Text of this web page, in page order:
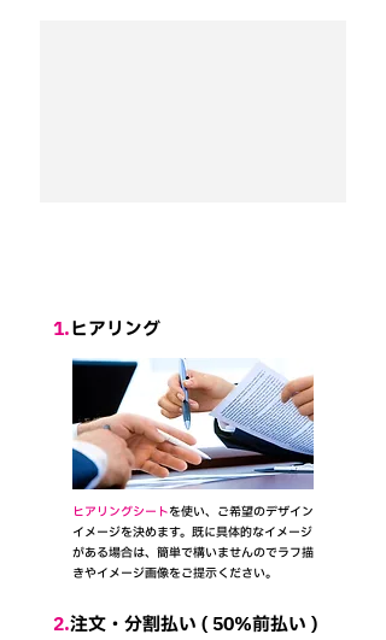
1.ヒアリング
​ヒアリングシートを使い、ご希望のデザイン
イメージを決めます。既に具体的なイメージ
がある場合は、簡単で構いませんのでラフ描
きやイメージ画像をご提示ください。
2.注文・分割払い ( 50％前払い )